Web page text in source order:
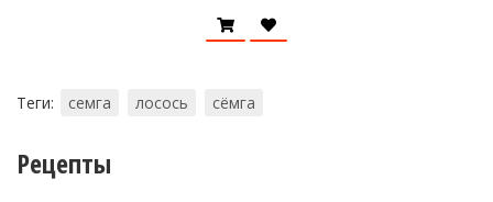
Теги: семга лосось сёмга
Рецепты